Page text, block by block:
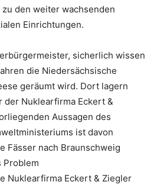
den weiter wachsenden
Einrichtungen.
sicherlich wissen
die Niedersächsische
geräumt wird. Dort lagern
der Nuklearfirma Eckert &
Aussagen des
ist davon
Fässer nach Braunschweig
Problem
Nuklearfirma Eckert & Ziegler